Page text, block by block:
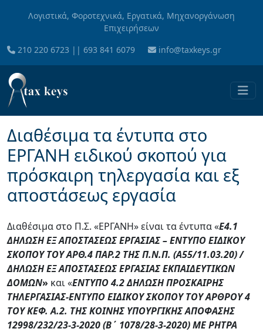
Λογιστικά, Φοροτεχνικά, Εργατικά, Μηχανοργάνωση
Επιχειρήσεων
210 220 6723 || 693 841 6079 info@taxkeys.gr
Διαθέσιμα τα έντυπα στο
ΕΡΓΑΝΗ ειδικού σκοπού για
πρόσκαιρη τηλεργασία και εξ
αποστάσεως εργασία
Διαθέσιμα στο Π.Σ. «ΕΡΓΑΝΗ» είναι τα έντυπα «Ε4.1
ΔΗΛΩΣΗ ΕΞ ΑΠΟΣΤΑΣΕΩΣ ΕΡΓΑΣΙΑΣ – ΕΝΤΥΠΟ ΕΙΔΙΚΟΥ
ΣΚΟΠΟΥ ΤΟΥ ΑΡΘ.4 ΠΑΡ.2 ΤΗΣ Π.Ν.Π. (Α55/11.03.20) /
ΔΗΛΩΣΗ ΕΞ ΑΠΟΣΤΑΣΕΩΣ ΕΡΓΑΣΙΑΣ ΕΚΠΑΙΔΕΥΤΙΚΩΝ
ΔΟΜΩΝ» και «ΕΝΤΥΠΟ 4.2 ΔΗΛΩΣΗ ΠΡΟΣΚΑΙΡΗΣ
ΤΗΛΕΡΓΑΣΙΑΣ-ΕΝΤΥΠΟ ΕΙΔΙΚΟΥ ΣΚΟΠΟΥ ΤΟΥ ΑΡΘΡΟΥ 4
ΤΟΥ ΚΕΦ. Α.2. ΤΗΣ ΚΟΙΝΗΣ ΥΠΟΥΡΓΙΚΗΣ ΑΠΟΦΑΣΗΣ
12998/232/23-3-2020 (Β΄ 1078/28-3-2020) ΜΕ ΡΗΤΡΑ